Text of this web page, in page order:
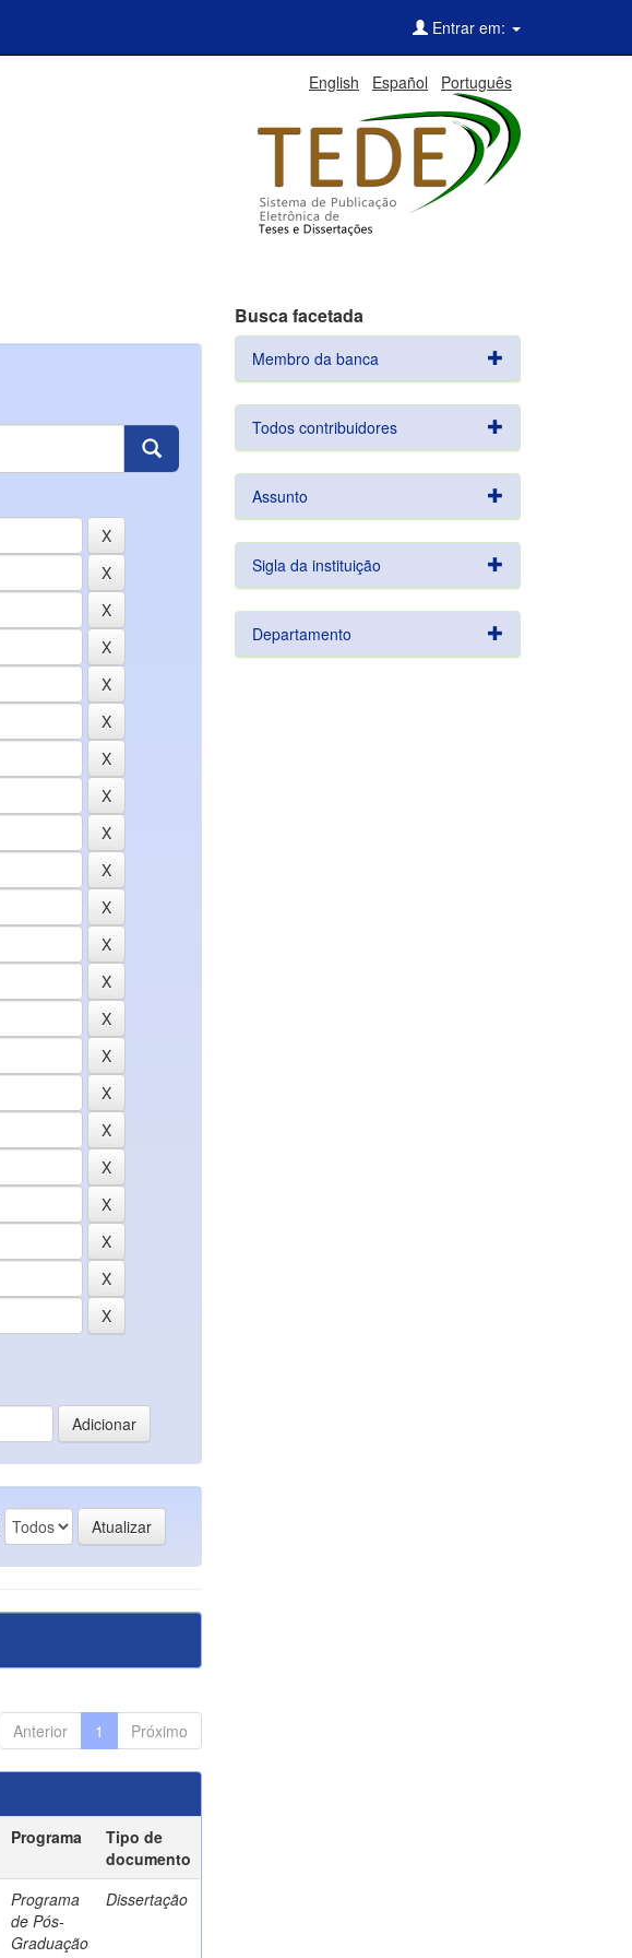
Entrar em:
English Español Português
Anterior 1 Próximo
Programa
Tipo de
documento
Programa
de Pós-
Graduação
Dissertação
Busca facetada
Membro da banca
Todos contribuidores
Assunto
Sigla da instituição
Departamento